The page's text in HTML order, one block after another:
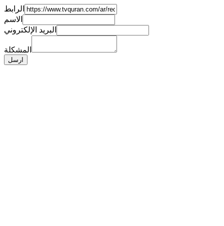
الرابط
الاسم
البريد الإلكتروني
المشكلة
ارسل